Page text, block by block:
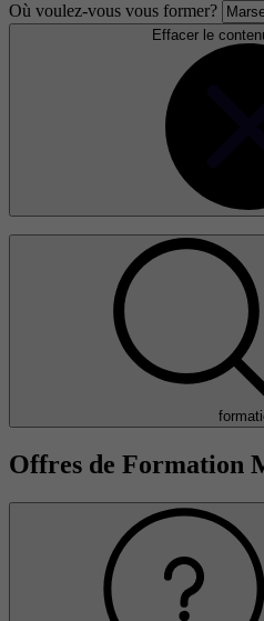
Où voulez-vous vous former?
Effacer le
Offres de Formation